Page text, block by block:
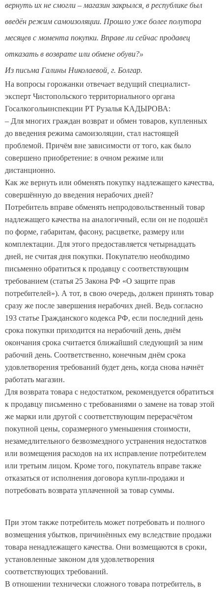
вернуть их не смогли – магазин закрылся, в республике был
введён режим самоизоляции. Прошло уже более полутора
месяцев с момента покупки. Вправе ли сейчас продавец
отказать в возврате или обмене обуви?»
Из письма Галины Николаевой, г. Болгар.
На вопросы горожанки отвечает ведущий специалист-
эксперт Чистопольского территориального органа
Госалкогольинспекции РТ Рузалья КАДЫРОВА:
– Для многих граждан возврат и обмен товаров, купленных
до введения режима самоизоляции, стал настоящей
проблемой. Причём вне зависимости от того, как было
совершено приобретение: в очном режиме или
дистанционно.
Как же вернуть или обменять покупку надлежащего качества,
совершённую до введения нерабочих дней?
Потребитель вправе обменять непродовольственный товар
надлежащего качества на аналогичный, если он не подошёл
по форме, габаритам, фасону, расцветке, размеру или
комплектации. Для этого предоставляется четырнадцать
дней, не считая дня покупки. Покупателю необходимо
письменно обратиться к продавцу с соответствующим
требованием (статья 25 Закона РФ «О защите прав
потребителей»). А тот, в свою очередь, должен принять товар
сразу же после завершения нерабочих дней. Ведь согласно
193 статье Гражданского кодекса РФ, если последний день
срока покупки приходится на нерабочий день, днём
окончания срока считается ближайший следующий за ним
рабочий день. Соответственно, конечным днём срока
удовлетворения требований будет день, когда снова начнёт
работать магазин.
Для возврата товара с недостатком, рекомендуется обратиться
к продавцу письменно с требованиями о замене на товар этой
же марки или другой с соответствующим перерасчётом
покупной цены, соразмерного уменьшения стоимости,
незамедлительного безвозмездного устранения недостатков
или возмещения расходов на их исправление потребителем
или третьим лицом. Кроме того, покупатель вправе также
отказаться от исполнения договора купли-продажи и
потребовать возврата уплаченной за товар суммы.
При этом также потребитель может потребовать и полного
возмещения убытков, причинённых ему вследствие продажи
товара ненадлежащего качества. Они возмещаются в сроки,
установленные законом для удовлетворения
соответствующих требований.
В отношении технически сложного товара потребитель, в